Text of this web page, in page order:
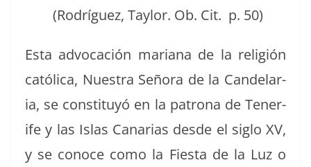
(Rodríguez, Tay­lor. Ob. Cit. p. 50)
Esta advo­cación mar­i­ana de la religión
católi­ca, Nues­tra Seño­ra de la Can­de­lar­
ia, se con­sti­tuyó en la patrona de Tener­
ife y las Islas Canarias des­de el siglo XV,
y se conoce como la Fies­ta de la Luz o